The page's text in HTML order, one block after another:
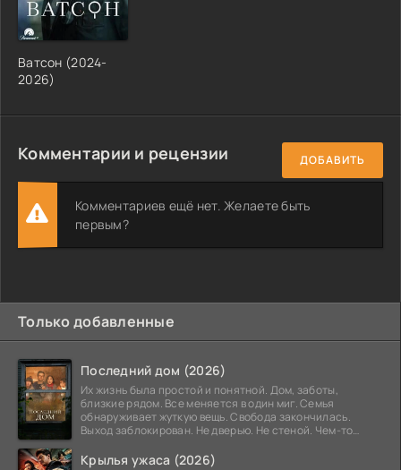
Ватсон (2024-
2026)
Комментарии и рецензии ДОБАВИТЬ
Комментариев ещё нет. Желаете быть
первым?
Только добавленные
Последний дом (2026)
Их жизнь была простой и понятной. Дом, заботы,
близкие рядом. Все меняется в один миг. Семья
обнаруживает жуткую вещь. Свобода закончилась.
Выход заблокирован. Не дверью. Не стеной. Чем-то
Крылья ужаса (2026)